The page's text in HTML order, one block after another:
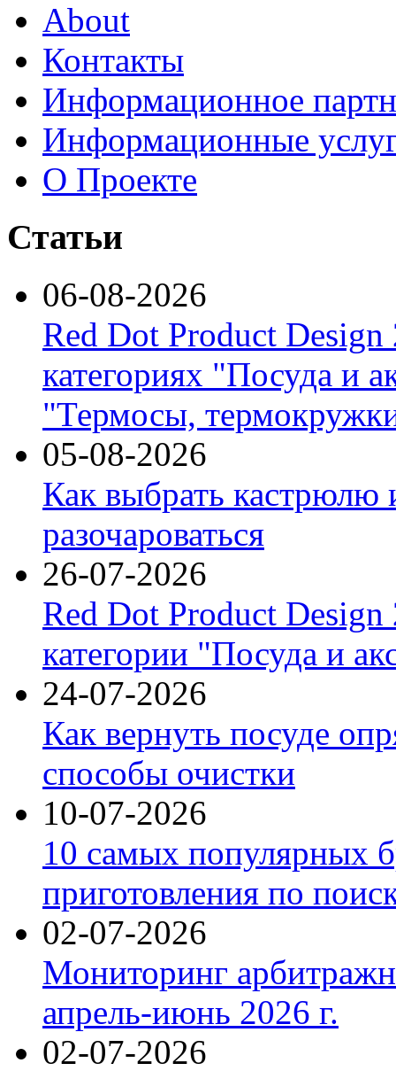
About
Контакты
Информационное
Информационные
О Проекте
Статьи
06-08-2026
Red Dot Product Design
категориях "Посуда и
"Термосы,
05-08-2026
Как выбрать кастрюлю
разочароваться
26-07-2026
Red Dot Product Design
категории "Посуда и
24-07-2026
Как вернуть посуде
способы очистки
10-07-2026
10 самых популярных
приготовления по
02-07-2026
Мониторинг
апрель-июнь 2026 г.
02-07-2026